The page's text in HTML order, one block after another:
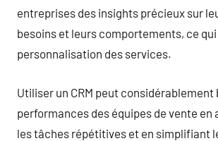
entreprises des insights précieux sur
besoins et leurs comportements, ce
personnalisation des services.
Utiliser un CRM peut considérablement
performances des équipes de vente
les tâches répétitives et en simplifiant